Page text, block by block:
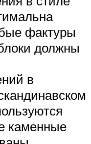
фактуры
должны
в
каменные